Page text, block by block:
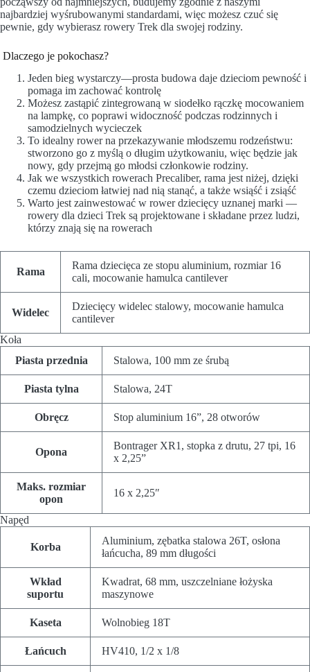
najbardziej wyśrubowanymi standardami, więc możesz czuć się
pewnie, gdy wybierasz rowery Trek dla swojej rodziny.
Dlaczego je pokochasz?
Jeden bieg wystarczy—prosta budowa daje dzieciom pewność i
pomaga im zachować kontrolę
Możesz zastąpić zintegrowaną w siodełko rączkę mocowaniem
na lampkę, co poprawi widoczność podczas rodzinnych i
samodzielnych wycieczek
To idealny rower na przekazywanie młodszemu rodzeństwu:
stworzono go z myślą o długim użytkowaniu, więc będzie jak
nowy, gdy przejmą go młodsi członkowie rodziny.
Jak we wszystkich rowerach Precaliber, rama jest niżej, dzięki
czemu dzieciom łatwiej nad nią stanąć, a także wsiąść i zsiąść
Warto jest zainwestować w rower dziecięcy uznanej marki —
rowery dla dzieci Trek są projektowane i składane przez ludzi,
którzy znają się na rowerach
Rama
Rama dziecięca ze stopu aluminium, rozmiar 16
cali, mocowanie hamulca cantilever
Widelec
Dziecięcy widelec stalowy, mocowanie hamulca
cantilever
Koła
Piasta przednia
Stalowa, 100 mm ze śrubą
Piasta tylna Stalowa, 24T
Obręcz Stop aluminium 16”, 28 otworów
Opona
Bontrager XR1, stopka z drutu, 27 tpi, 16
x 2,25”
Maks. rozmiar
opon
16 x 2,25″
Napęd
Korba
Aluminium, zębatka stalowa 26T, osłona
łańcucha, 89 mm długości
Wkład
suportu
Kwadrat, 68 mm, uszczelniane łożyska
maszynowe
Kaseta Wolnobieg 18T
Łańcuch HV410, 1/2 x 1/8